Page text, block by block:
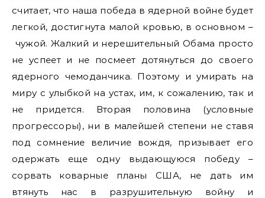
считает, что наша победа в ядерной войне будет
легкой, достигнута малой кровью, в основном –
чужой. Жалкий и нерешительный Обама просто
не успеет и не посмеет дотянуться до своего
ядерного чемоданчика. Поэтому и умирать на
миру с улыбкой на устах, им, к сожалению, так и
не придется. Вторая половина (условные
прогрессоры), ни в малейшей степени не ставя
под сомнение величие вождя, призывает его
одержать еще одну выдающуюся победу –
сорвать коварные планы США, не дать им
втянуть нас в разрушительную войну и